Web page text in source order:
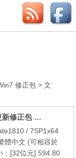
修正包 > 文
Windows 7 SP1 Update Package 微軟更新修正包 (2018.10月份)
/ 7SP1x64
體中文 (可相容於
：[32位元] 594.80